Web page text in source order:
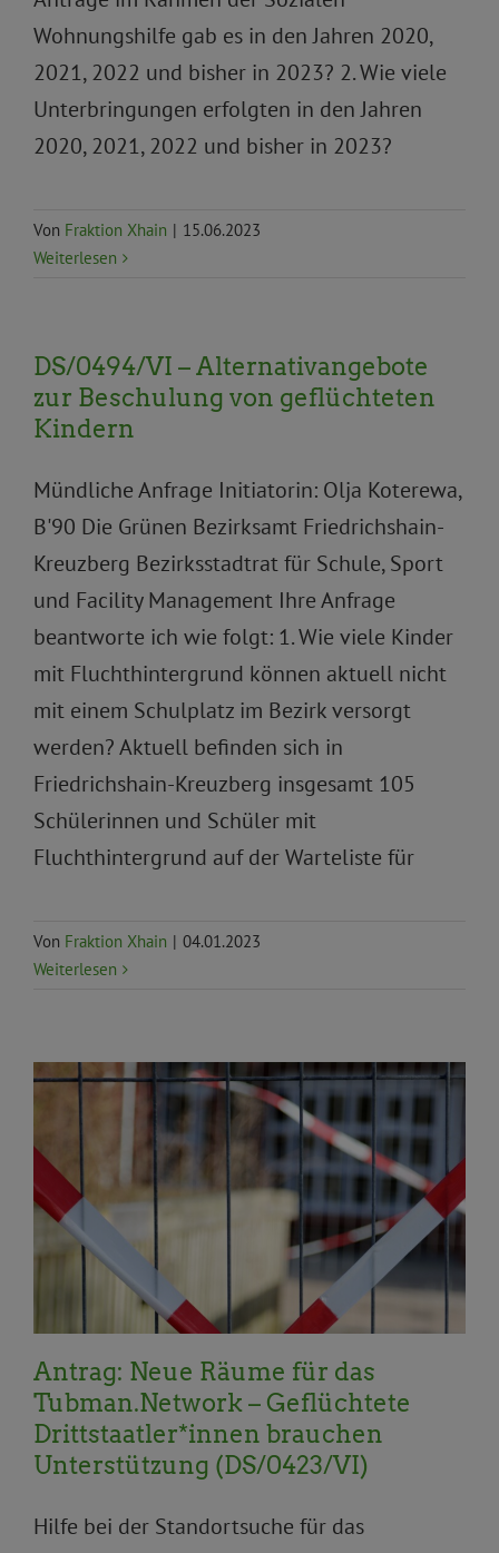
Wohnungshilfe gab es in den Jahren 2020,
2021, 2022 und bisher in 2023? 2. Wie viele
Unterbringungen erfolgten in den Jahren
2020, 2021, 2022 und bisher in 2023?
Von Fraktion Xhain | 15.06.2023
Weiterlesen
DS/0494/VI – Alternativangebote
zur Beschulung von geflüchteten
Kindern
Mündliche Anfrage Initiatorin: Olja Koterewa,
B'90 Die Grünen Bezirksamt Friedrichshain-
Kreuzberg Bezirksstadtrat für Schule, Sport
und Facility Management Ihre Anfrage
beantworte ich wie folgt: 1. Wie viele Kinder
mit Fluchthintergrund können aktuell nicht
mit einem Schulplatz im Bezirk versorgt
werden? Aktuell befinden sich in
Friedrichshain-Kreuzberg insgesamt 105
Schülerinnen und Schüler mit
Fluchthintergrund auf der Warteliste für
Von Fraktion Xhain | 04.01.2023
Weiterlesen
Antirassismus und Antidiskriminierung Anträge und
Anfragen
Gleichstellung und
Integration/Partizipation
Migration und Flucht
offene Gesellschaft
Antrag: Neue Räume für das
Tubman.Network – Geflüchtete
Drittstaatler*innen brauchen
Unterstützung (DS/0423/VI)
Hilfe bei der Standortsuche für das